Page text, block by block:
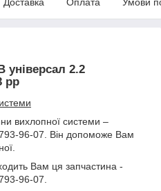
універсал 2.2
рр
вихлопної системи –
793-96-07. Він допоможе Вам
Вам ця запчастина -
96-07.